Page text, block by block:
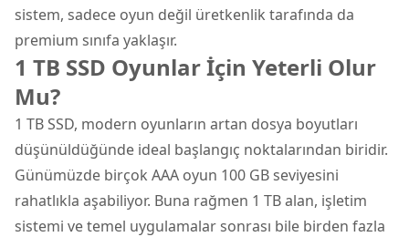
sistem, sadece oyun değil üretkenlik tarafında da
premium sınıfa yaklaşır.
1 TB SSD Oyunlar İçin Yeterli Olur
Mu?
1 TB SSD, modern oyunların artan dosya boyutları
düşünüldüğünde ideal başlangıç noktalarından biridir.
Günümüzde birçok AAA oyun 100 GB seviyesini
rahatlıkla aşabiliyor. Buna rağmen 1 TB alan, işletim
sistemi ve temel uygulamalar sonrası bile birden fazla